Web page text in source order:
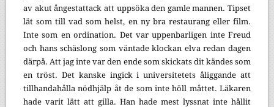
av akut ångestattack att uppsöka den gamle mannen. Tipset
lät som till vad som helst, en ny bra restaurang eller film.
Inte som en ordination. Det var uppenbarligen inte Freud
och hans schäslong som väntade klockan elva redan dagen
därpå. Att jag inte var den ende som skickats dit kändes som
en tröst. Det kanske ingick i universitetets åliggande att
tillhandahålla nödhjälp åt de som inte höll måttet. Läkaren
hade varit lätt att gilla. Han hade mest lyssnat inte hållit